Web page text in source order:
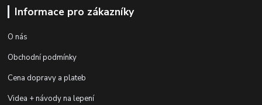
Informace pro zákazníky
O nás
Obchodní podmínky
Cena dopravy a plateb
Videa + návody na lepení